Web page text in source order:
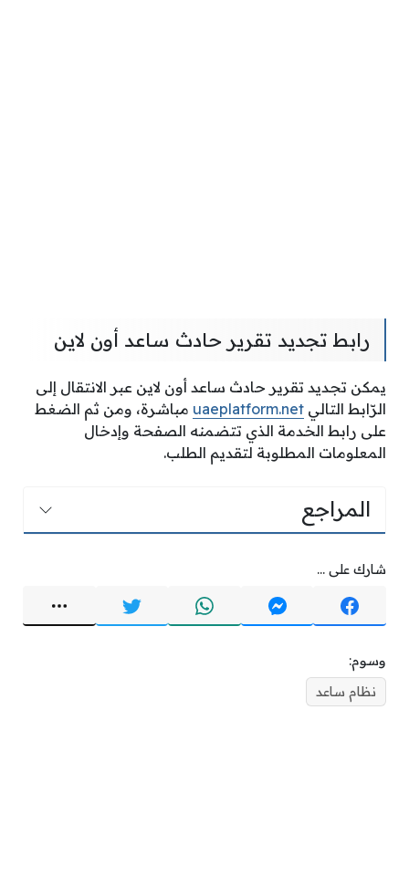
رابط تجديد تقرير حادث ساعد أون لاين
يمكن تجديد تقرير حادث ساعد أون لاين عبر الانتقال إلى
الرّابط التالي uaeplatform.net مباشرة، ومن ثم الضغط
على رابط الخدمة الذي تتضمنه الصفحة وإدخال
المعلومات المطلوبة لتقديم الطلب.
المراجع
شارك على ...
وسوم:
نظام ساعد